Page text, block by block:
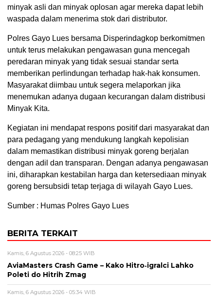
minyak asli dan minyak oplosan agar mereka dapat lebih
waspada dalam menerima stok dari distributor.
Polres Gayo Lues bersama Disperindagkop berkomitmen
untuk terus melakukan pengawasan guna mencegah
peredaran minyak yang tidak sesuai standar serta
memberikan perlindungan terhadap hak-hak konsumen.
Masyarakat diimbau untuk segera melaporkan jika
menemukan adanya dugaan kecurangan dalam distribusi
Minyak Kita.
Kegiatan ini mendapat respons positif dari masyarakat dan
para pedagang yang mendukung langkah kepolisian
dalam memastikan distribusi minyak goreng berjalan
dengan adil dan transparan. Dengan adanya pengawasan
ini, diharapkan kestabilan harga dan ketersediaan minyak
goreng bersubsidi tetap terjaga di wilayah Gayo Lues.
Sumber : Humas Polres Gayo Lues
BERITA TERKAIT
Kamis, 6 Agustus 2026 - 08:25 WIB
AviaMasters Crash Game – Kako Hitro‑igralci Lahko
Poleti do Hitrih Zmag
Kamis, 6 Agustus 2026 - 05:34 WIB